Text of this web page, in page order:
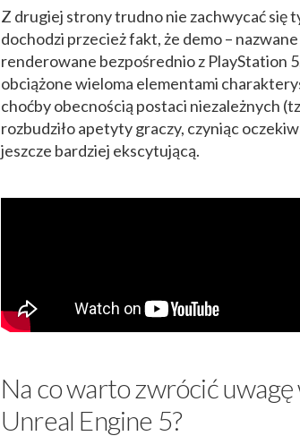
Z drugiej strony trudno nie zachwycać się
dochodzi przecież fakt, że demo –
renderowane bezpośrednio z PlayStation
obciążone wieloma elementami
choćby obecnością postaci niezależnych
rozbudziło apetyty graczy, czyniąc
jeszcze bardziej ekscytującą.
Na co warto zwrócić
Unreal Engine 5?